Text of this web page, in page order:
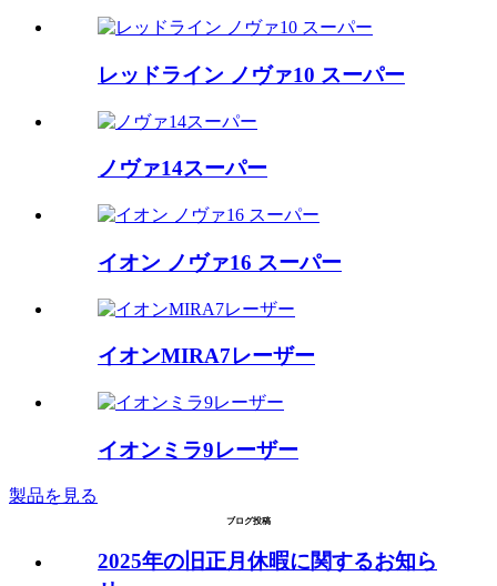
レッドライン ノヴァ10 スーパー
ノヴァ14スーパー
イオン ノヴァ16 スーパー
イオンMIRA7レーザー
イオンミラ9レーザー
製品を見る
ブログ投稿
2025年の旧正月休暇に関するお知ら